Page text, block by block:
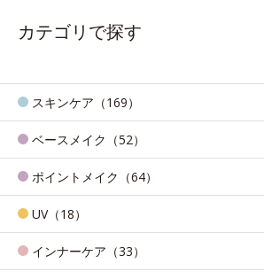
カテゴリで探す
スキンケア（169）
ベースメイク（52）
ポイントメイク（64）
UV（18）
インナーケア（33）